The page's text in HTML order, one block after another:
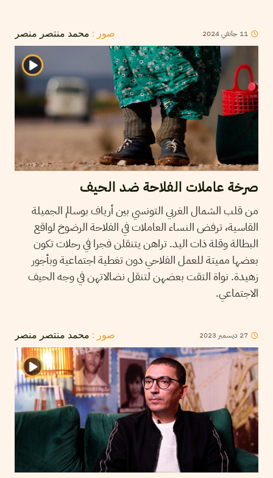
صور : محمد منتصر منصر 11 جانفي2024
صرخة عاملات الفلاحة ضد الحيف
من قلب الشمال الغربي التونسي بين أرياف بوسالم الجميلة
القاسية، ترفض النساء العاملات في الفلاحة الرضوخ لواقع
البطالة وقلة ذات اليد. تراهن يتنقلن فجرا في رحلات تكون
بعضها مميتة للعمل الفلاحي دون تغطية اجتماعية وبأجور
زهيدة. نواة التقت بعضهن لتنقل نضالاتهن في وجه الحيف
الاجتماعي.
صور : محمد منتصر منصر 27 ديسمبر 2023